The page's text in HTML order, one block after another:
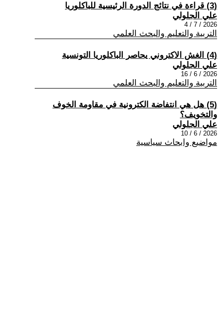
(3) قراءة في نتائج الدورة الرئيسية للباكلوريا
علي الجلولي
2026 / 7 / 4
التربية والتعليم والبحث العلمي
(4) الغش الاكتروني يحاصر الباكلوريا التونسية
علي الجلولي
2026 / 6 / 16
التربية والتعليم والبحث العلمي
(5) هل هي انتفاضة الكترونية في مقاومة الخوف
والتخويف؟
علي الجلولي
2026 / 6 / 10
مواضيع وابحاث سياسية